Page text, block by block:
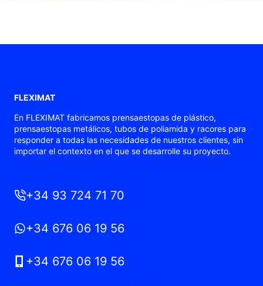
FLEXIMAT
En FLEXIMAT fabricamos prensaestopas de plástico,
prensaestopas metálicos, tubos de poliamida y racores para
responder a todas las necesidades de nuestros clientes, sin
importar el contexto en el que se desarrolle su proyecto.
+34 93 724 71 70
+34 676 06 19 56
+34 676 06 19 56